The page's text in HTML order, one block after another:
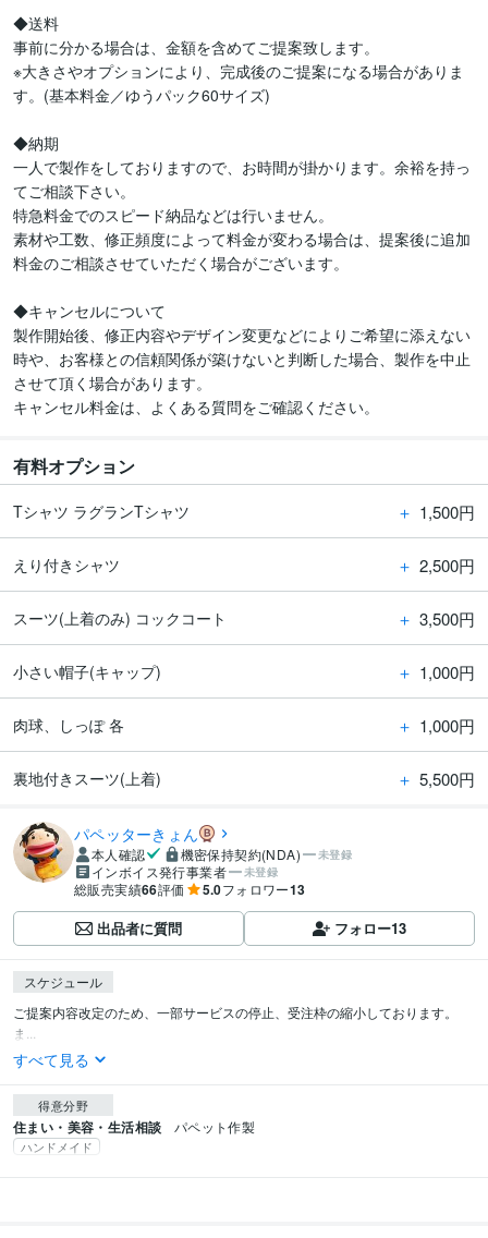
◆送料
事前に分かる場合は、金額を含めてご提案致します。
※大きさやオプションにより、完成後のご提案になる場合がありま
す。(基本料金／ゆうパック60サイズ)
◆納期
一人で製作をしておりますので、お時間が掛かります。余裕を持っ
てご相談下さい。
特急料金でのスピード納品などは行いません。
素材や工数、修正頻度によって料金が変わる場合は、提案後に追加
料金のご相談させていただく場合がございます。
◆キャンセルについて
製作開始後、修正内容やデザイン変更などによりご希望に添えない
時や、お客様との信頼関係が築けないと判断した場合、製作を中止
させて頂く場合があります。
キャンセル料金は、よくある質問をご確認ください。
有料オプション
Tシャツ ラグランTシャツ ＋ 1,500円
えり付きシャツ ＋ 2,500円
スーツ(上着のみ) コックコート ＋ 3,500円
小さい帽子(キャップ) ＋ 1,000円
肉球、しっぽ 各 ＋ 1,000円
裏地付きスーツ(上着) ＋ 5,500円
パペッターきょん
本人確認 機密保持契約(NDA) 未登録
インボイス発行事業者 未登録
総販売実績66評価 5.0フォロワー13
出品者に質問 フォロー13
スケジュール
ご提案内容改定のため、一部サービスの停止、受注枠の縮小しております。
ま...
すべて見る
得意分野
住まい・美容・生活相談 パペット作製
ハンドメイド